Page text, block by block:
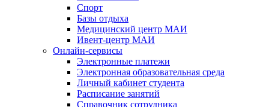
Спорт
Базы отдыха
Медицинский центр МАИ
Ивент-центр МАИ
Онлайн-сервисы
Электронные платежи
Электронная образовательная среда
Личный кабинет студента
Расписание занятий
Справочник сотрудника